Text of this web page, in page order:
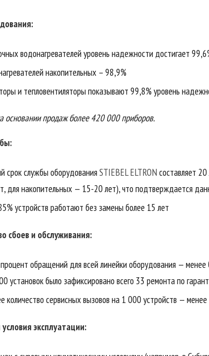
водонагревателей уровень надежности достигает
накопительных – 98,9%
и тепловентиляторы показывают 99,8% уровень
основании продаж более 420 000 приборов.
срок службы оборудованияSTIEBEL ELTRON составляет
для накопительных — 15-20 лет), что подтверждается
устройств работают без замены более 15 лет
сбоев и обслуживания:
обращений для всей линейки оборудования —
установок было зафиксировано всего 33 ремонта по
количество сервисных вызовов на 1 000 устройств — менее
эксплуатации: